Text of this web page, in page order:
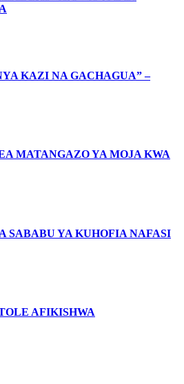
KAZI NA GACHAGUA” –
MATANGAZO YA MOJA KWA
SABABU YA KUHOFIA NAFASI
AFIKISHWA